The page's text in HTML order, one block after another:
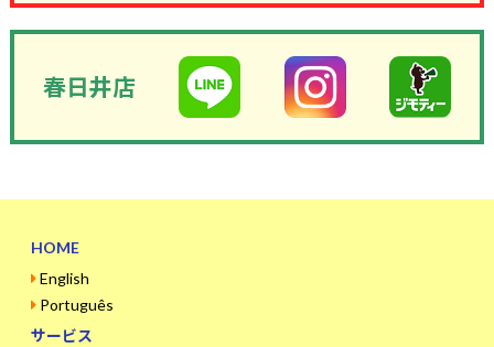
春日井店
HOME
English
Português
サービス